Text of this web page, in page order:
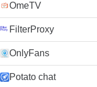
OmeTV
FilterProxy
OnlyFans
Potato chat